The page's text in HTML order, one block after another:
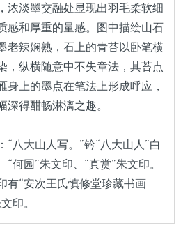
浓淡墨交融处显现出羽毛柔软细
感和厚重的量感。图中描绘山石
老辣娴熟，石上的青苔以卧笔横
，纵横随意中不失章法，其苔点
身上的墨点在笔法上形成呼应，
深得酣畅淋漓之趣。
“八大山人写。”钤“八大山人”白
“何园”朱文印、“真赏”朱文印。
有“安次王氏慎修堂珍藏书画
印。